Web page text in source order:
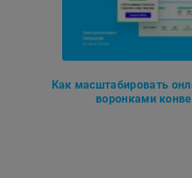
Как масштабировать
воронками